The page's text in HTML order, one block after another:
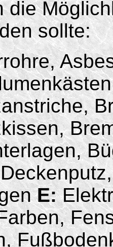
die
sollte:
E: